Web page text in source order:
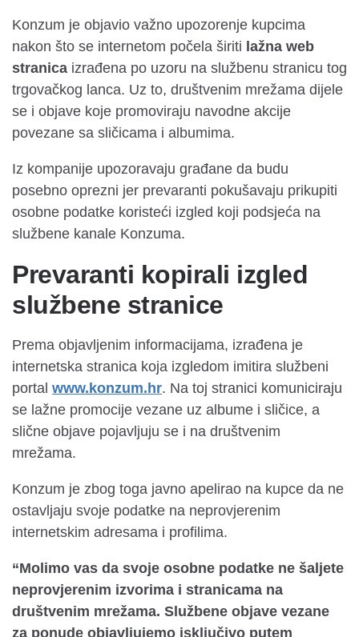
Konzum je objavio važno upozorenje kupcima
nakon što se internetom počela širiti lažna web
stranica izrađena po uzoru na službenu stranicu tog
trgovačkog lanca. Uz to, društvenim mrežama dijele
se i objave koje promoviraju navodne akcije
povezane sa sličicama i albumima.
Iz kompanije upozoravaju građane da budu
posebno oprezni jer prevaranti pokušavaju prikupiti
osobne podatke koristeći izgled koji podsjeća na
službene kanale Konzuma.
Prevaranti kopirali izgled
službene stranice
Prema objavljenim informacijama, izrađena je
internetska stranica koja izgledom imitira službeni
portal www.konzum.hr. Na toj stranici komuniciraju
se lažne promocije vezane uz albume i sličice, a
slične objave pojavljuju se i na društvenim
mrežama.
Konzum je zbog toga javno apelirao na kupce da ne
ostavljaju svoje podatke na neprovjerenim
internetskim adresama i profilima.
“Molimo vas da svoje osobne podatke ne šaljete
neprovjerenim izvorima i stranicama na
društvenim mrežama. Službene objave vezane
za ponude objavljujemo isključivo putem